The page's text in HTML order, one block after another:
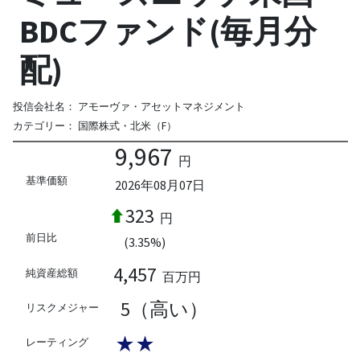
BDCファンド(毎月分
配)
投信会社名： アモーヴァ・アセットマネジメント
カテゴリー： 国際株式・北米（F）
基準価額
9,967 円
2026年08月07日
前日比
323 円
(3.35%)
純資産総額 4,457 百万円
リスクメジャー 5（高い）
レーティング ★★